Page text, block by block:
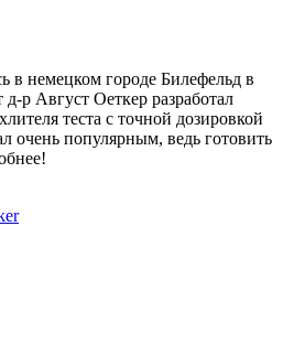
в немецком городе Билефельд в
д-р Август Оеткер разработал
теста с точной дозировкой
очень популярным, ведь готовить